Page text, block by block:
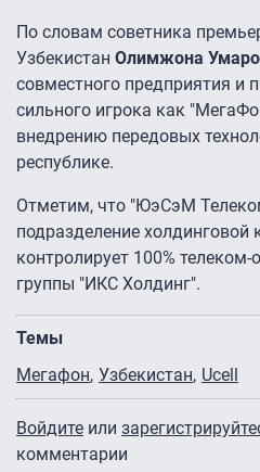
По словам советника
Узбекистан Олимжона
совместного предприятия и
сильного игрока как
внедрению передовых
республике.
Отметим, что "ЮэСэМ
подразделение холдинговой
контролирует 100%
группы "ИКС Холдинг".
Темы
Мегафон Узбекистан Ucell
Войдите или
комментарии